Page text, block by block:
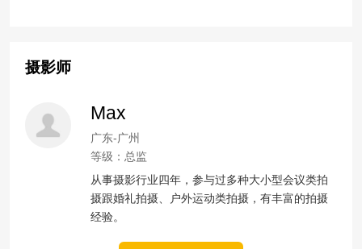
摄影师
Max
广东-广州
等级：总监
从事摄影行业四年，参与过多种大小型会议类拍
摄跟婚礼拍摄、户外运动类拍摄，有丰富的拍摄
经验。